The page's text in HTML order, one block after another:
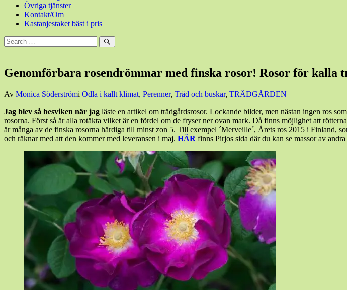
Övriga tjänster
Kontakt/Om
Kastanjestaket bäst i pris
Sök
efter:
Sök
Genomförbara rosendrömmar med finska rosor! Rosor för kalla
Den
januari,
20178
mars,
2017
Av Monica Söderströmi Odla i kallt klimat, Perenner, Träd och buskar, TRÄDGÅRDEN
Jag blev så besviken när jag läste en artikel om trädgårdsrosor. Lockande bilder, men nästan ingen ros
rosorna. Först så är alla rotäkta vilket är en fördel om de fryser ner ovan mark. Då finns möjlighet att
är många av de finska rosorna härdiga till minst zon 5. Till exempel ´Merveille´, Årets ros 2015 i Finland,
och räknar med att den kommer med leveransen i maj. HÄR finns Pirjos sida där du kan se massor av